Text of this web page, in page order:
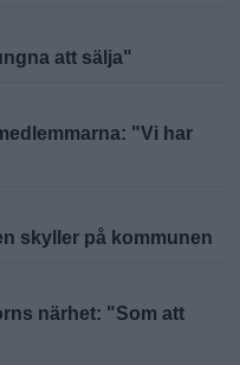
att sälja"
"Vi har
skyller på kommunen
närhet: "Som att